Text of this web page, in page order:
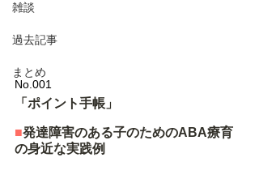
雑談
過去記事
まとめ
No.001
「ポイント手帳」
■発達障害のある子のためのABA療育
の身近な実践例